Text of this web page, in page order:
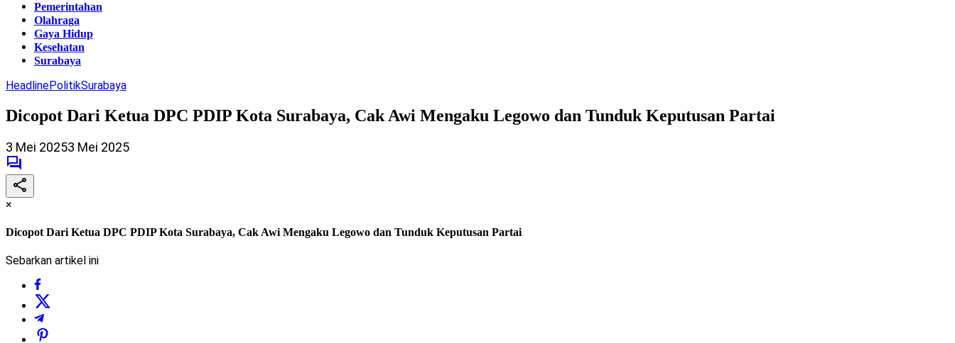
Pemerintahan
Olahraga
Gaya Hidup
Kesehatan
Surabaya
HeadlinePolitikSurabaya
Dicopot Dari Ketua DPC PDIP Kota Surabaya, Cak Awi Mengaku Legowo dan Tunduk Keputusan Partai
3 Mei 20253 Mei 2025
×
Dicopot Dari Ketua DPC PDIP Kota Surabaya, Cak Awi Mengaku Legowo dan Tunduk Keputusan Partai
Sebarkan artikel ini